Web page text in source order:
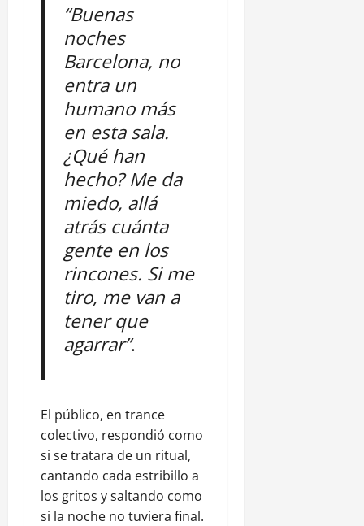
“Buenas
noches
Barcelona, no
entra un
humano más
en esta sala.
¿Qué han
hecho? Me da
miedo, allá
atrás cuánta
gente en los
rincones. Si me
tiro, me van a
tener que
agarrar”.
El público, en trance
colectivo, respondió como
si se tratara de un ritual,
cantando cada estribillo a
los gritos y saltando como
si la noche no tuviera final.